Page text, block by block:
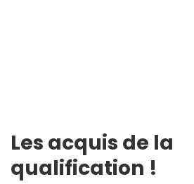
Les acquis de la
qualification !